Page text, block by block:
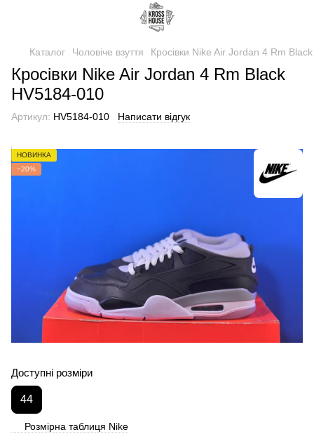
Каталог Чоловіче взуття Кросівки Nike Air Jordan 4 Rm
Кросівки Nike Air Jordan 4 Rm Black
HV5184-010
Артикул: HV5184-010 Написати відгук
НОВИНКА
−20%
Доступні розміри
44
Розмірна таблиця Nike